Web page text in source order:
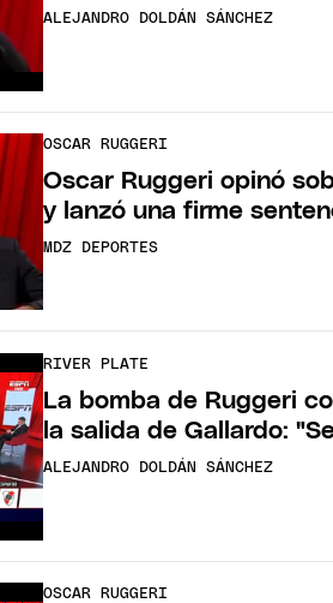
ALEJANDRO DOLDÁN SÁNCHEZ
OSCAR RUGGERI
Oscar Ruggeri opinó
y lanzó una firme
MDZ DEPORTES
RIVER PLATE
La bomba de Ruggeri
la salida de Gallardo:
ALEJANDRO DOLDÁN SÁNCHEZ
OSCAR RUGGERI